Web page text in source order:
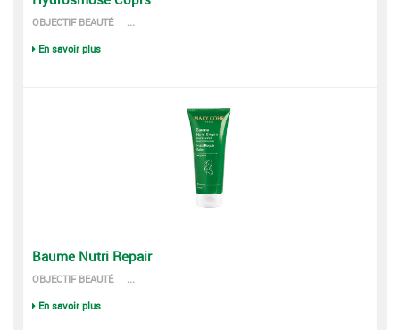
OBJECTIF BEAUTÉ ...
En savoir plus
Baume Nutri Repair
OBJECTIF BEAUTÉ ...
En savoir plus